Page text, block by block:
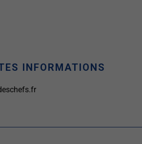
INFORMATIONS